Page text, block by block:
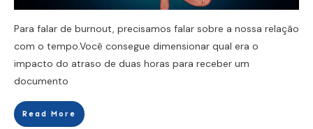
Para falar de burnout, precisamos falar sobre a nossa relação
com o tempo.Você consegue dimensionar qual era o
impacto do atraso de duas horas para receber um
documento
Read More